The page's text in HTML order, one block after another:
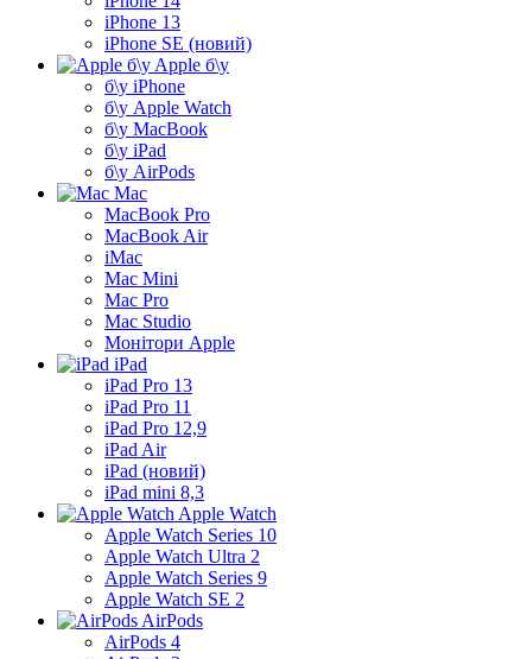
iPhone 13
iPhone SE (новий)
Apple б\у
б\у iPhone
б\у Apple Watch
б\у MacBook
б\у iPad
б\у AirPods
Mac
MacBook Pro
MacBook Air
iMac
Mac Mini
Mac Pro
Mac Studio
Монітори Apple
iPad
iPad Pro 13
iPad Pro 11
iPad Pro 12,9
iPad Air
iPad (новий)
iPad mini 8,3
Apple Watch
Apple Watch Series 10
Apple Watch Ultra 2
Apple Watch Series 9
Apple Watch SE 2
AirPods
AirPods 4